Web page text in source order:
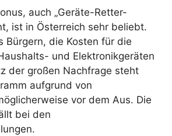
auch „Geräte-Retter-
ist in Österreich sehr beliebt.
Bürgern, die Kosten für die
und Elektronikgeräten
der großen Nachfrage steht
aufgrund von
vor dem Aus. Die
bei den